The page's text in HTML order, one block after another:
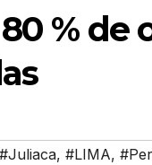
% de
#Juliaca, #LIMA,